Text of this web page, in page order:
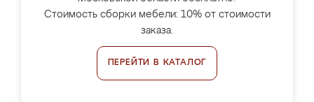
Стоимость сборки мебели: 10% от стоимости
заказа.
ПЕРЕЙТИ В КАТАЛОГ